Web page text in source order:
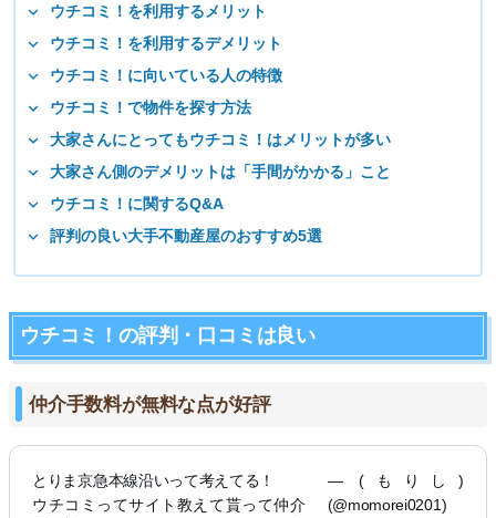
ウチコミ！を利用するメリット
ウチコミ！を利用するデメリット
ウチコミ！に向いている人の特徴
ウチコミ！で物件を探す方法
大家さんにとってもウチコミ！はメリットが多い
大家さん側のデメリットは「手間がかかる」こと
ウチコミ！に関するQ&A
評判の良い大手不動産屋のおすすめ5選
ウチコミ！の評判・口コミは良い
仲介手数料が無料な点が好評
とりま京急本線沿いって考えてる！
ウチコミってサイト教えて貰って仲介
— (もりし)
(@momorei0201)